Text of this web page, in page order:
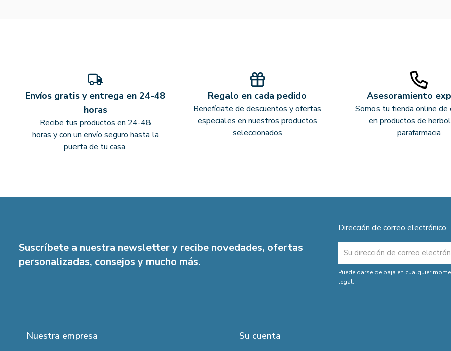
Envíos gratis y entrega en 24-48
horas
Recibe tus productos en 24-48
horas y con un envío seguro hasta la
puerta de tu casa.
Regalo en cada pedido
Benefíciate de descuentos y ofertas
especiales en nuestros productos
seleccionados
Asesoramiento
Somos tu tienda online de
en productos de
parafarmacia
Suscríbete a nuestra newsletter y recibe novedades, ofertas
personalizadas, consejos y mucho más.
Dirección de correo electrónico
Puede darse de baja en cualquier
legal.
Nuestra empresa Su cuenta